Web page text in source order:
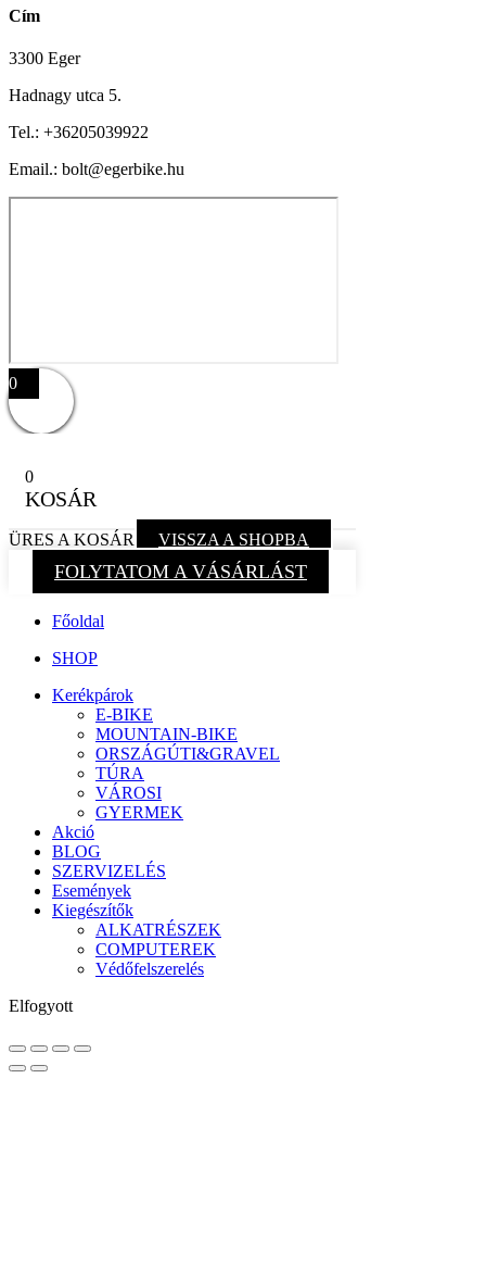
Cím
3300 Eger
Hadnagy utca 5.
Tel.: +36205039922
Email.: bolt@egerbike.hu
0
0
KOSÁR
ÜRES A KOSÁR VISSZA A SHOPBA
FOLYTATOM A VÁSÁRLÁST
Főoldal
SHOP
Kerékpárok
E-BIKE
MOUNTAIN-BIKE
ORSZÁGÚTI&GRAVEL
TÚRA
VÁROSI
GYERMEK
Akció
BLOG
SZERVIZELÉS
Események
Kiegészítők
ALKATRÉSZEK
COMPUTEREK
Védőfelszerelés
Elfogyott